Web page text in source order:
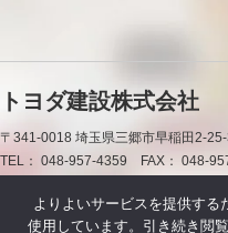
トヨダ建設株式会社
〒341-0018 埼玉県三郷市早稲田2-
TEL： 048-957-4359 FAX： 048-
よりよいサービスを提供す
使用しています。引き続き閲